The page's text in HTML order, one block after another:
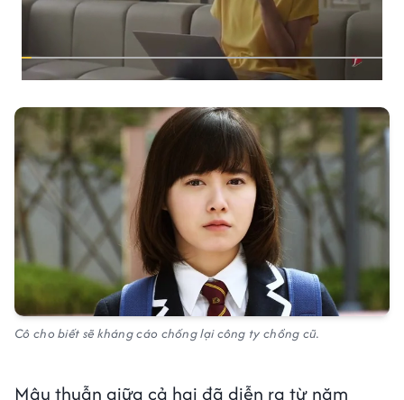
Cô cho biết sẽ kháng cáo chống lại công ty chồng cũ.
Mâu thuẫn giữa cả hai đã diễn ra từ năm